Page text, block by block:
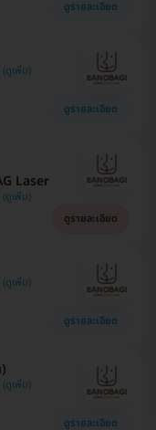
ดูรายละเอียด
ดูรายละเอียด
Laser
ดูรายละเอียด
ดูรายละเอียด
ดูรายละเอียด